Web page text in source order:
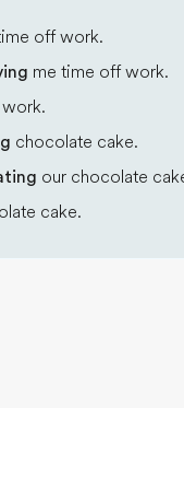
off work.
me time off work.
chocolate cake.
our chocolate
cake.